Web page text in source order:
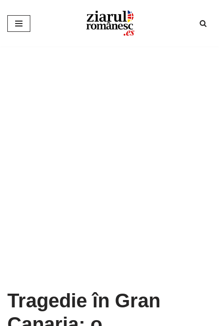
Sari
Tragedie în Gran